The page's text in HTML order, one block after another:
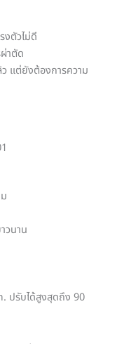
งตัวไม่ดี
าตัด
ว แต่ยังต้องการความ
วนาน
ปรับได้สูงสุดถึง 90